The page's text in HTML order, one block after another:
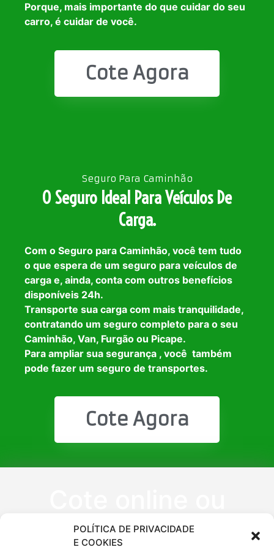
POLÍTICA DE PRIVACIDADE
E COOKIES
Porque, mais importante do que cuidar do seu
carro, é cuidar de você.
Cote Agora
Seguro Para Caminhão
O Seguro Ideal Para Veículos De
Carga.
Com o Seguro para Caminhão, você tem tudo
o que espera de um seguro para veículos de
carga e, ainda, conta com outros benefícios
disponíveis 24h.
Transporte sua carga com mais tranquilidade,
contratando um seguro completo para o seu
Caminhão, Van, Furgão ou Picape.
Para ampliar sua segurança , você também
pode fazer um seguro de transportes.
Cote Agora
peça via